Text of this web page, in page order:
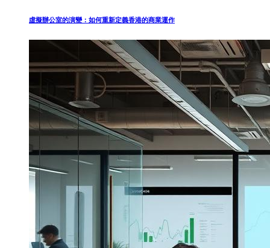
虛擬辦公室的演變：如何重新定義香港的商業運作